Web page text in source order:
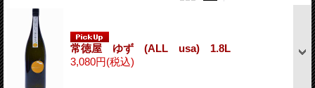
常徳屋 ゆず (ALL usa) 1.8L
3,080円(税込)